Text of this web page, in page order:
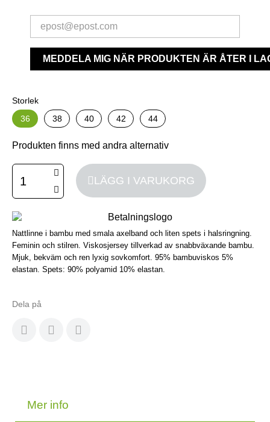
MEDDELA MIG NÄR PRODUKTEN ÄR ÅTER I
Storlek
36
38 40 42 44
Produkten finns med andra alternativ
LÄGG I VARUKORG
Nattlinne i bambu med smala axelband och liten spets i halsringning.
Feminin och stilren. Viskosjersey tillverkad av snabbväxande bambu.
Mjuk, bekväm och ren lyxig sovkomfort. 95% bambuviskos 5%
elastan. Spets: 90% polyamid 10% elastan.
Dela på
Mer info